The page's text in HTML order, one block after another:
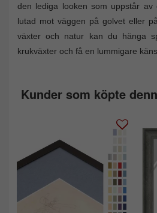
den lediga looken som uppstår
lutad mot väggen på golvet eller
växter och natur kan du hänga
krukväxter och få en lummigare
Kunder som köpte